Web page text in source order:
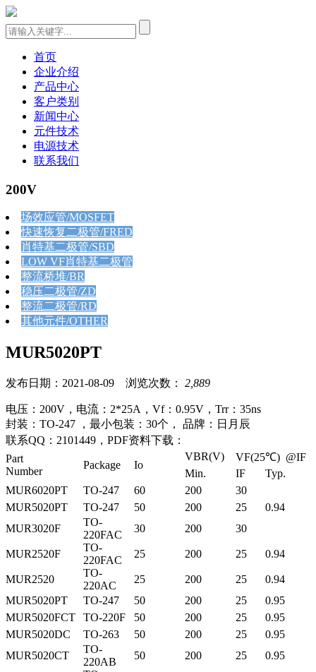
首页
企业介绍
产品中心
客户类别
新闻中心
元件技术
电源技术
联系我们
200V
场效应管/MOSFET
快速恢复二极管/FRED
肖特基二极管/SBD
LOW VF肖特基二极管
整流桥堆/BR
稳压二极管/ZD
整流二极管/RD
其他元件/OTHER
MUR5020PT
发布日期：2021-08-09 浏览次数： 2,889
电压：200V，电流：2*25A，Vf：0.95V，Trr：35ns
封装：TO-247 ，最小包装：30个， 品牌：日月辰
联系QQ：2101449，PDF资料下载：
Part
Number
Package Io
VBR(V)
VF(25℃) @IF
Min.
IF
Typ.
MUR6020PT
TO-247 60 200
30
MUR5020PT
TO-247 50 200 25
0.94
MUR3020F
TO-
220FAC
30 200 30
MUR2520F
TO-
220FAC
25 200 25 0.94
MUR2520
TO-
220AC
25 200 25
0.94
MUR5020PT
TO-247 50 200 25
0.95
MUR5020FCT
TO-220F 50 200 25
0.95
MUR5020DC
TO-263 50 200 25
0.95
MUR5020CT
TO-
220AB
50 200 25 0.95